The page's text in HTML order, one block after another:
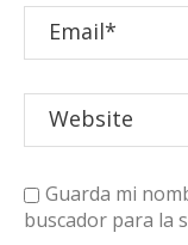
Guarda mi
buscador para la